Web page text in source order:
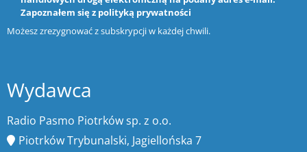
Zapoznałem się z polityką prywatności
Możesz zrezygnować z subskrypcji w każdej chwili.
Wydawca
Radio Pasmo Piotrków sp. z o.o.
Piotrków Trybunalski, Jagiellońska 7